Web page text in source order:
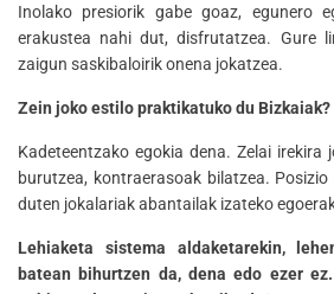
Inolako presiorik gabe goaz, egunero
erakustea nahi dut, disfrutatzea. Gure
zaigun saskibaloirik onena jokatzea.
Zein joko estilo praktikatuko du Bizkaiak?
Kadeteentzako egokia dena. Zelai irekira
burutzea, kontraerasoak bilatzea.
duten jokalariak abantailak izateko
Lehiaketa sistema aldaketarekin,
batean bihurtzen da, dena edo ezer